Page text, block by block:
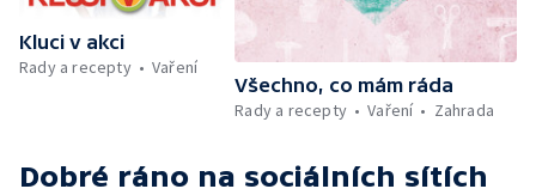
Kluci v akci
Rady a recepty
Vaření
Všechno, co mám ráda
Rady a recepty
Vaření Zahrada
Dobré ráno na sociálních sítích